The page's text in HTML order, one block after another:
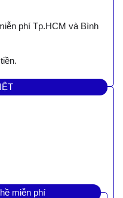
phí Tp.HCM và Bình
miễn phí